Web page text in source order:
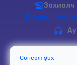
Зохиолч
Даниел
Сонсож үзэх